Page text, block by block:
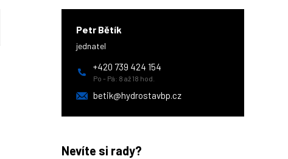
Petr Bětík
jednatel
+420 739 424 154
Po - Pá: 8 až 18 hod.
betik@hydrostavbp.cz
Nevíte si rady?